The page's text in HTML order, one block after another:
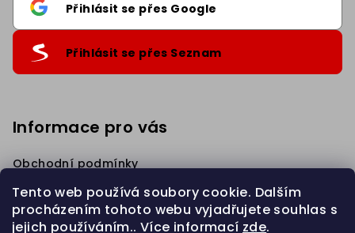
Tento web používá soubory cookie. Dalším
procházením tohoto webu vyjadřujete souhlas s
jejich používáním.. Více informací zde.
Přihlásit se přes Google
Přihlásit se přes Seznam
Informace pro vás
Obchodní podmínky
Podmínky ochrany osobních údajů
Věrnostní Sleva
Napište nám